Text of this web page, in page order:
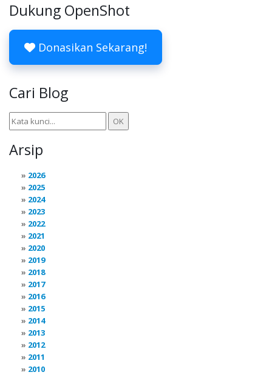
Dukung OpenShot
Donasikan Sekarang!
Cari Blog
Arsip
2026
2025
2024
2023
2022
2021
2020
2019
2018
2017
2016
2015
2014
2013
2012
2011
2010